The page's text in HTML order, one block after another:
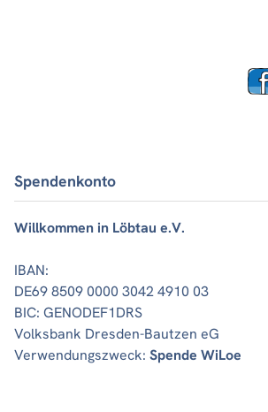
Spendenkonto
Willkommen in Löbtau e.V.
IBAN:
DE69 8509 0000 3042 4910 03
BIC: GENODEF1DRS
Volksbank Dresden-Bautzen eG
Verwendungszweck: Spende WiLoe